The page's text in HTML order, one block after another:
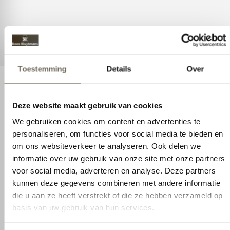
Toestemming Details Over
Deze website maakt gebruik van cookies
We gebruiken cookies om content en advertenties te
personaliseren, om functies voor social media te bieden en
om ons websiteverkeer te analyseren. Ook delen we
informatie over uw gebruik van onze site met onze partners
voor social media, adverteren en analyse. Deze partners
kunnen deze gegevens combineren met andere informatie
die u aan ze heeft verstrekt of die ze hebben verzameld op
basis van uw gebruik van hun services.
Interieuradvies
Droomt u al jaren van een
interieur dat bij u past?
Droomt u al jaren van een interieur dat bij u past?
Wij staan voor u klaar om te helpen om het
interieur van uw dromen vorm te geven. Samen